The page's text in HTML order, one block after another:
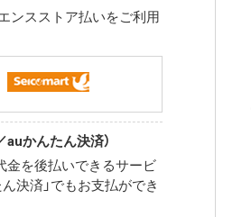
ンスストア払いをご利用
かんたん決済）
金を後払いできるサービ
決済」でもお支払ができ